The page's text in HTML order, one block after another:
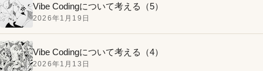
Vibe Codingについて考える（5）
2026年1月19日
Vibe Codingについて考える（4）
2026年1月13日